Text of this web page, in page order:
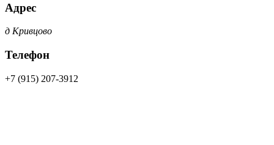
Адрес
д Кривцово
Телефон
+7 (915) 207-3912